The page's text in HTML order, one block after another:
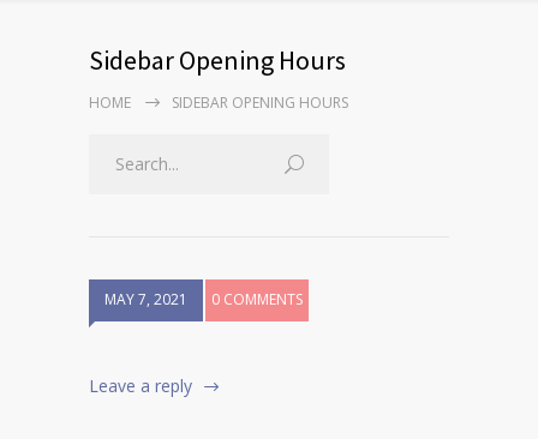
Sidebar Opening Hours
HOME SIDEBAR OPENING HOURS
MAY 7, 2021 0 COMMENTS
Leave a reply